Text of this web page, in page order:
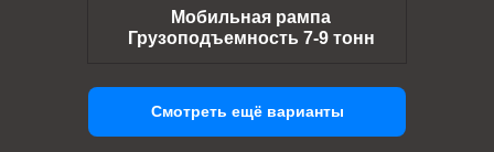
Мобильная рампа
Грузоподъемность 7-9 тонн
Смотреть ещё варианты